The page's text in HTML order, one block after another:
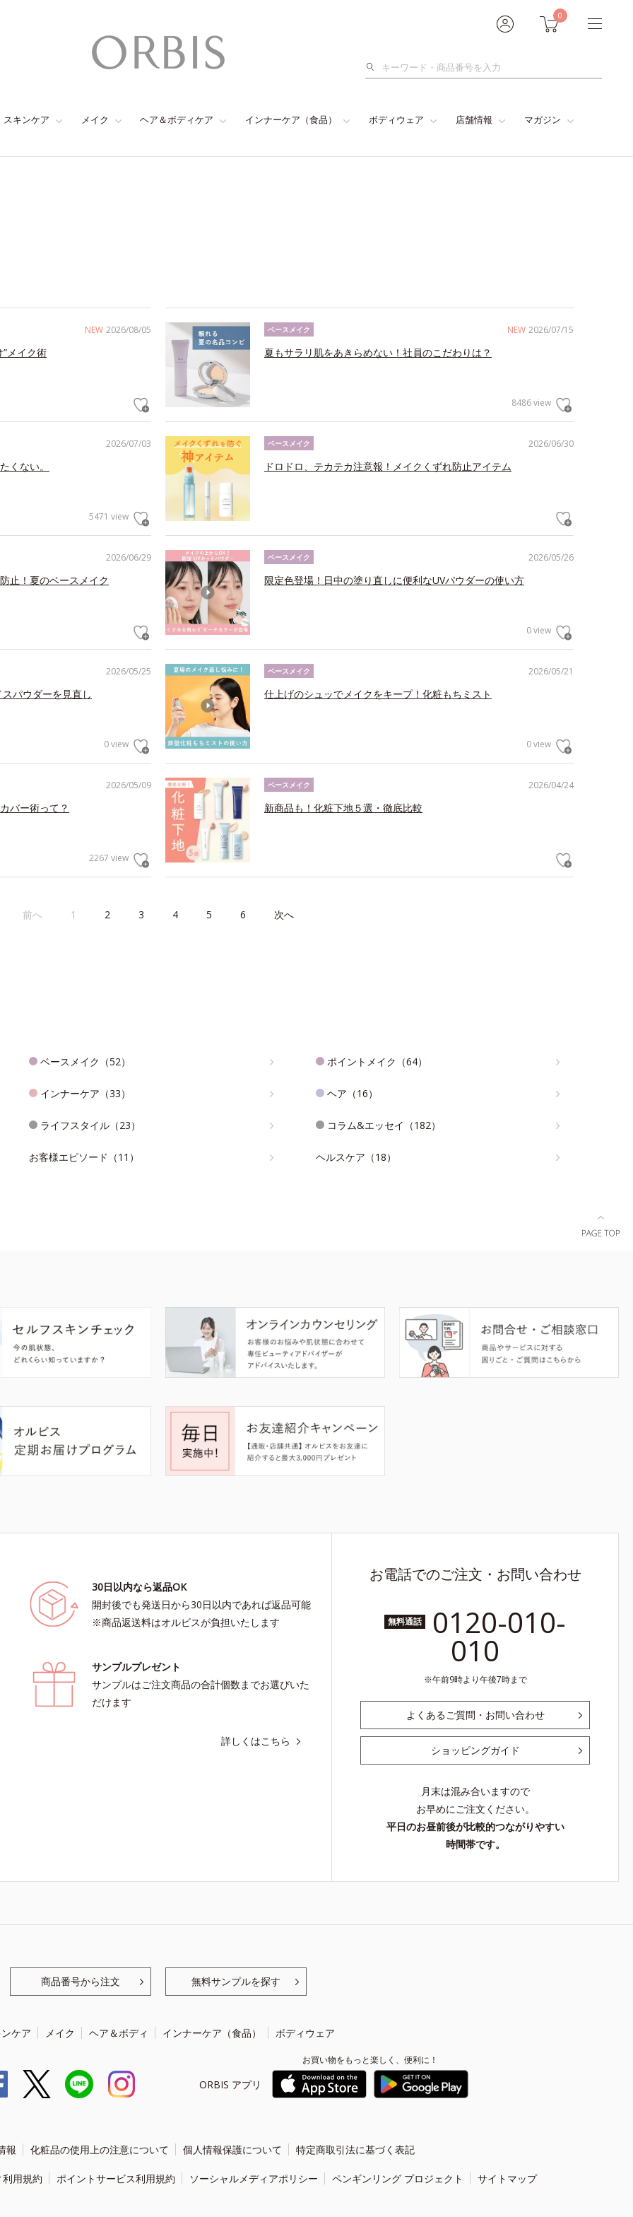
0
検
スキンケア メイク ヘア＆ボディケア インナーケア（食品） ボディウェア 店舗情報 マガジン
NEW 2026/08/05
メイク術
NEW 2026/07/15
ベースメイク
夏もサラリ肌をあきらめない！社員のこだわりは？
8486 view
2026/07/03
くない。
5471 view
2026/06/30
ベースメイク
ドロドロ、テカテカ注意報！メイクくずれ防止アイテム
2026/06/29
止！夏のベースメイク
2026/05/26
ベースメイク
限定色登場！日中の塗り直しに便利なUVパウダーの使い方
0 view
2026/05/25
パウダーを見直し
0 view
2026/05/21
ベースメイク
仕上げのシュッでメイクをキープ！化粧もちミスト
0 view
2026/05/09
バー術って？
2267 view
2026/04/24
ベースメイク
新商品も！化粧下地５選・徹底比較
前へ 1 2 3 4 5 6 次へ
ベースメイク（52） ポイントメイク（64）
インナーケア（33） ヘア（16）
ライフスタイル（23） コラム&エッセイ（182）
お客様エピソード（11） ヘルスケア（18）
30日以内なら返品OK
開封後でも発送日から30日以内であれば返品可能
※商品返送料はオルビスが負担いたします
サンプルプレゼント
サンプルはご注文商品の合計個数までお選びいた
だけます
詳しくはこちら
お電話でのご注文・お問い合わせ
無料通話 0120-010-
010
午前9時より午後7時まで
よくあるご質問・お問い合わせ
ショッピングガイド
月末は混み合いますので
お早めにご注文ください。
平日のお昼前後が比較的つながりやすい
時間帯です。
商品番号から注文 無料サンプルを探す
ケア メイク ヘア＆ボディ インナーケア（食品） ボディウェア
ORBIS アプリ
お買い物をもっと楽しく、便利に！
報 化粧品の使用上の注意について 個人情報保護について 特定商取引法に基づく表記
用規約 ポイントサービス利用規約 ソーシャルメディアポリシー ペンギンリング プロジェクト サイトマップ